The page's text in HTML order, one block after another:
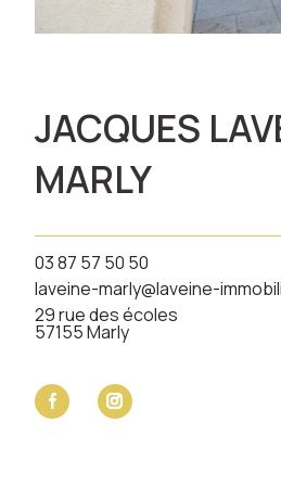
JACQUES
MARLY
03 87 57 50 50
laveine-marly@laveine-
29 rue des écoles
57155 Marly